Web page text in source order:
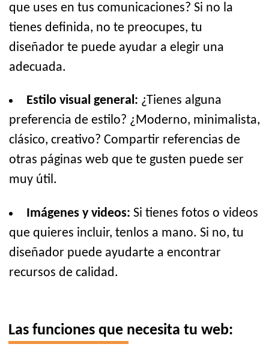
que uses en tus comunicaciones? Si no la
tienes definida, no te preocupes, tu
diseñador te puede ayudar a elegir una
adecuada.
Estilo visual general: ¿Tienes alguna
preferencia de estilo? ¿Moderno, minimalista,
clásico, creativo? Compartir referencias de
otras páginas web que te gusten puede ser
muy útil.
Imágenes y videos: Si tienes fotos o videos
que quieres incluir, tenlos a mano. Si no, tu
diseñador puede ayudarte a encontrar
recursos de calidad.
Las funciones que necesita tu web: